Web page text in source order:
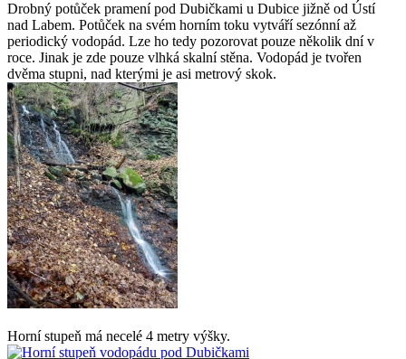
Drobný potůček pramení pod Dubičkami u Dubice jižně od Ústí
nad Labem. Potůček na svém horním toku vytváří sezónní až
periodický vodopád. Lze ho tedy pozorovat pouze několik dní v
roce. Jinak je zde pouze vlhká skalní stěna. Vodopád je tvořen
dvěma stupni, nad kterými je asi metrový skok.
Horní stupeň má necelé 4 metry výšky.